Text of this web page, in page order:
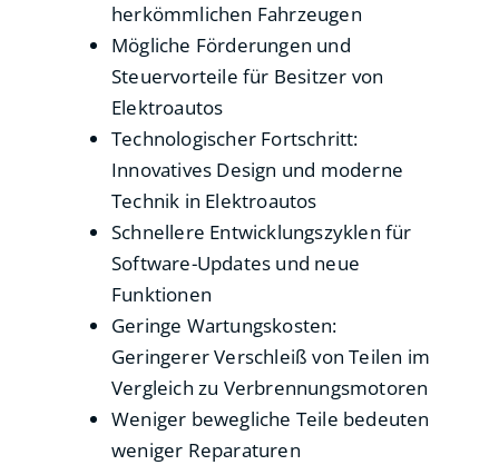
herkömmlichen Fahrzeugen
Mögliche Förderungen und
Steuervorteile für Besitzer von
Elektroautos
Technologischer Fortschritt:
Innovatives Design und moderne
Technik in Elektroautos
Schnellere Entwicklungszyklen für
Software-Updates und neue
Funktionen
Geringe Wartungskosten:
Geringerer Verschleiß von Teilen im
Vergleich zu Verbrennungsmotoren
Weniger bewegliche Teile bedeuten
weniger Reparaturen